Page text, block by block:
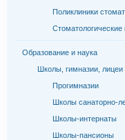
Поликлиники
Стоматологические
Образование и наука
Школы, гимназии, лицеи
Прогимназии
Школы санаторно-
Школы-интернаты
Школы-пансионы